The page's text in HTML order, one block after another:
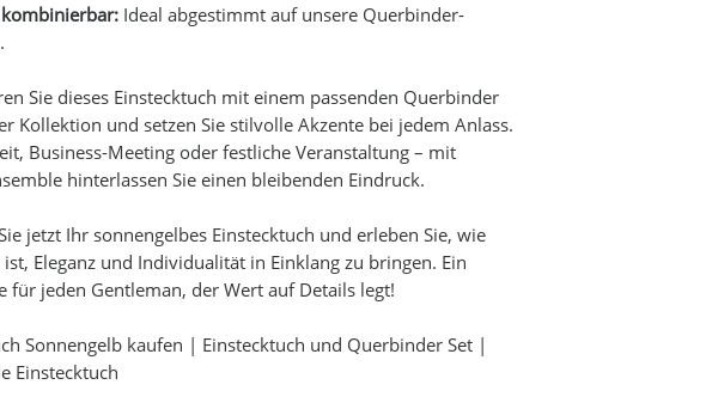
Ideal abgestimmt auf unsere Querbinder-
Sie dieses Einstecktuch mit einem passenden Querbinder
Kollektion und setzen Sie stilvolle Akzente bei jedem Anlass.
Business-Meeting oder festliche Veranstaltung – mit
hinterlassen Sie einen bleibenden Eindruck.
jetzt Ihr sonnengelbes Einstecktuch und erleben Sie, wie
ist, Eleganz und Individualität in Einklang zu bringen. Ein
für jeden Gentleman, der Wert auf Details legt!
Sonnengelb kaufen | Einstecktuch und Querbinder Set |
Einstecktuch